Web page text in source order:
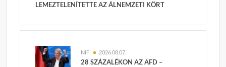
LEMEZTELENÍTETTE AZ ÁLNEMZETI KÖRT
NIF 2026.08.07.
28 SZÁZALÉKON AZ AFD –